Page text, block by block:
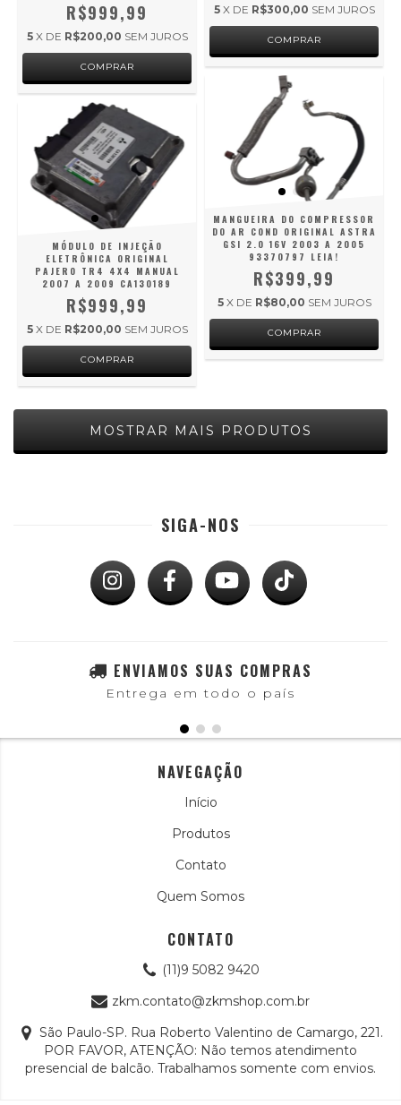
R$999,99
5 X DE R$200,00 SEM JUROS
5 X DE R$300,00 SEM JUROS
MÓDULO DE INJEÇÃO
ELETRÔNICA ORIGINAL
PAJERO TR4 4X4 MANUAL
2007 A 2009 CA130189
R$999,99
5 X DE R$200,00 SEM JUROS
MANGUEIRA DO COMPRESSOR
DO AR COND ORIGINAL ASTRA
GSI 2.0 16V 2003 A 2005
93370797 LEIA!
R$399,99
5 X DE R$80,00 SEM JUROS
MOSTRAR MAIS PRODUTOS
SIGA-NOS
ENVIAMOS SUAS COMPRAS
Entrega em todo o país
NAVEGAÇÃO
Início
Produtos
Contato
Quem Somos
CONTATO
(11)9 5082 9420
zkm.contato@zkmshop.com.br
São Paulo-SP. Rua Roberto Valentino de Camargo, 221.
POR FAVOR, ATENÇÃO: Não temos atendimento
presencial de balcão. Trabalhamos somente com envios.